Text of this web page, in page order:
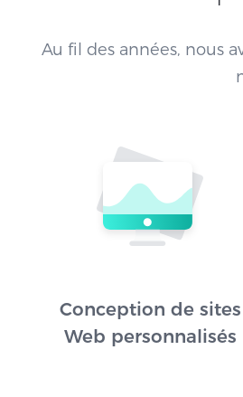
Au fil des années, nous
Conception de sites
Web personnalisés